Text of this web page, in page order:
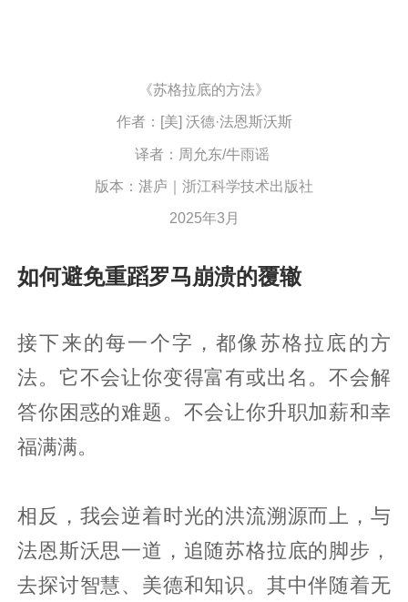
《苏格拉底的方法》
作者：[美] 沃德·法恩斯沃斯
译者：周允东/牛雨谣
版本：湛庐｜浙江科学技术出版社
2025年3月
如何避免重蹈罗马崩溃的覆辙
接下来的每一个字，都像苏格拉底的方
法。它不会让你变得富有或出名。不会解
答你困惑的难题。不会让你升职加薪和幸
福满满。
相反，我会逆着时光的洪流溯源而上，与
法恩斯沃思一道，追随苏格拉底的脚步，
去探讨智慧、美德和知识。其中伴随着无